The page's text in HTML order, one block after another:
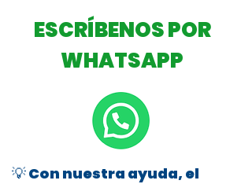
ESCRÍBENOS POR
WHATSAPP
💡 Con nuestra ayuda, el